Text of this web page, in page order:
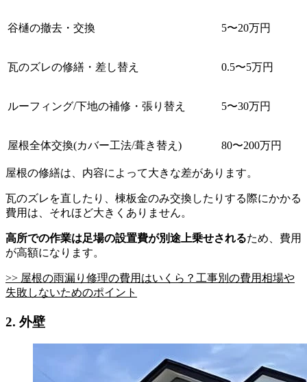
谷樋の撤去・交換 5〜20万円
瓦のズレの修繕・差し替え 0.5〜5万円
ルーフィング/下地の補修・張り替え 5〜30万円
屋根全体交換(カバー工法/葺き替え) 80〜200万円
屋根の修繕は、内容によって大きな差があります。
瓦のズレを直したり、棟板金のみ交換したりする際にかかる
費用は、それほど大きくありません。
高所での作業は足場の設置費が別途上乗せされるため、費用
が高額になります。
>> 屋根の雨漏り修理の費用はいくら？工事別の費用相場や
失敗しないためのポイント
2. 外壁